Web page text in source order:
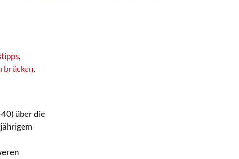
,
,
über die